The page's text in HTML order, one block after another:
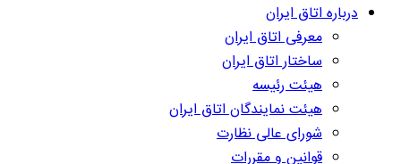
درباره اتاق ایران
معرفی اتاق ایران
ساختار اتاق ایران
هیئت رئیسه
هیئت نمایندگان اتاق ایران
شورای عالی نظارت
قوانین و مقررات